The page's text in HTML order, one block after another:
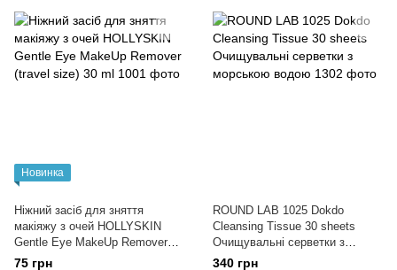
Новинка
Ніжний засіб для зняття
макіяжу з очей HOLLYSKIN
Gentle Eye MakeUp Remover
(travel size) 30 ml
75 грн
ROUND LAB 1025 Dokdo
Cleansing Tissue 30 sheets
Очищувальні серветки з
морською водою
340 грн